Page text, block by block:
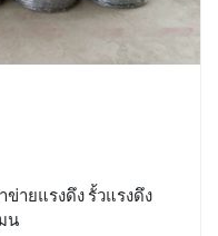
ายแรงดึง รั้วแรงดึง
น